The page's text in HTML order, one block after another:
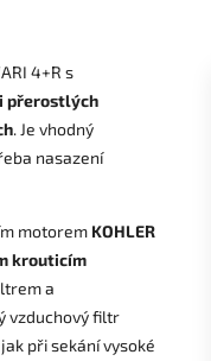
4+R s
přerostlých
. Je vhodný
nasazení
motorem KOHLER
krouticím
a
vzduchový filtr
při sekání vysoké